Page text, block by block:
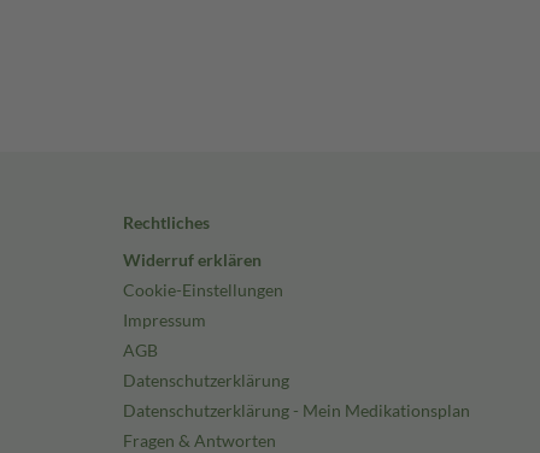
Rechtliches
Widerruf erklären
Cookie-Einstellungen
Impressum
AGB
Datenschutzerklärung
Datenschutzerklärung - Mein Medikationsplan
Fragen & Antworten